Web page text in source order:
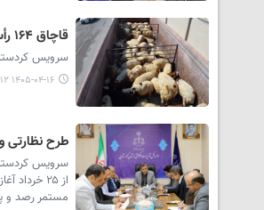
قاچاق ۱۶۴ رأس گوسفند در سنندج با حکم تعزیرات به جریمه ۲۱ میلیارد ریالی ختم شد
سرویس کردستان -
۱۴۰۵-۰۴-۱۶ ۱۱:۱۲
طرح نظارتی
سرویس
مستمر رصد و